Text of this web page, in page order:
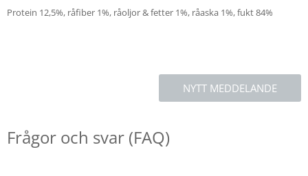
Protein 12,5%, råfiber 1%, råoljor & fetter 1%, råaska 1%, fukt 84%
NYTT MEDDELANDE
Frågor och svar (FAQ)